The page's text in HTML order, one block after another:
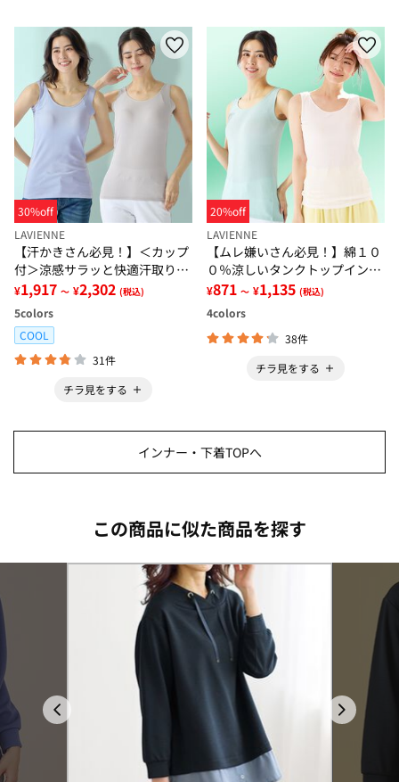
30%off
LAVIENNE
【汗かきさん必見！】＜カップ
付＞涼感サラッと快適汗取りタ
ンクトップインナー＜さらりラ
ボ＞
¥1,917 ～ ¥2,302 (税込)
5colors
COOL
31件
チラ見をする
20%off
LAVIENNE
【ムレ嫌いさん必見！】綿１０
０％涼しいタンクトップインナ
ー＜さらりラボ＞
¥871 ～ ¥1,135 (税込)
4colors
38件
チラ見をする
インナー・下着TOPへ
この商品に似た商品を探す